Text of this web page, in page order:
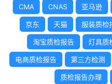
CMA CNAS 亚马逊
京东 天猫 服装质检
淘宝质检报告 灯具质
电商质检报告 第三方检测
质检报告办理